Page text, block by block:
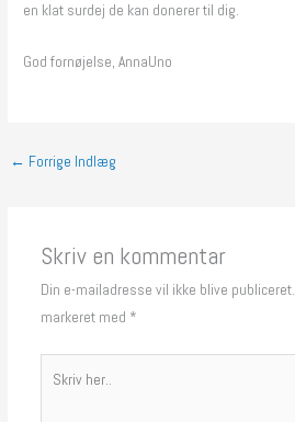
en klat surdej de kan donerer til dig.
God fornøjelse, AnnaUno
← Forrige Indlæg
Skriv en kommentar
Din e-mailadresse vil ikke blive publiceret.
markeret med *